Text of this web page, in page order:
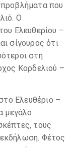
που
Ο
Ελευθερίου –
σίγουρος ότι
στη
Κορδελιού –
Ελευθέριο –
μεγάλο
τους
Φέτος